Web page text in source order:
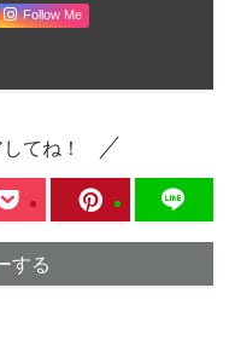
Follow Me
てね！
する